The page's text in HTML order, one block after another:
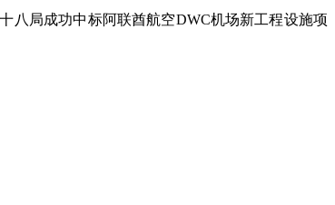
八局成功中标阿联酋航空DWC机场新工程设施项